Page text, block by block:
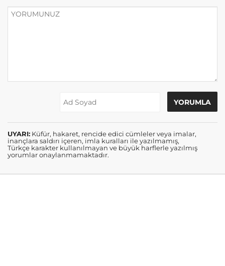
UYARI: Küfür, hakaret, rencide edici cümleler veya imalar,
inançlara saldırı içeren, imla kuralları ile yazılmamış,
Türkçe karakter kullanılmayan ve büyük harflerle yazılmış
yorumlar onaylanmamaktadır.